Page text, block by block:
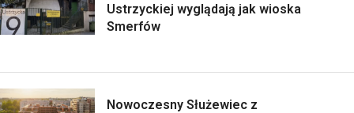
Ustrzyckiej wyglądają jak wioska
Smerfów
Nowoczesny Służewiec z